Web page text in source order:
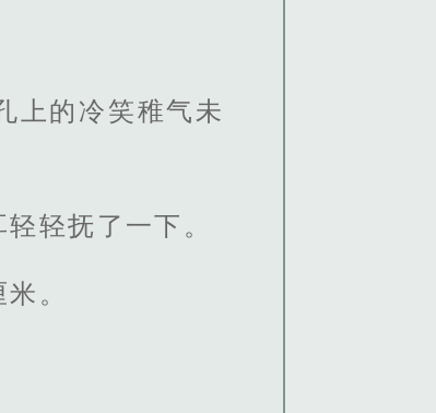
上的冷笑稚气未
轻抚了一下。
。